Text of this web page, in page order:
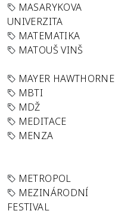
MASARYKOVA
UNIVERZITA
MATEMATIKA
MATOUŠ VINŠ
MAYER HAWTHORNE
MBTI
MDŽ
MEDITACE
MENZA
METROPOL
MEZINÁRODNÍ
FESTIVAL